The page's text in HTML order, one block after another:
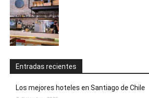
Entradas recientes
Los mejores hoteles en Santiago de Chile